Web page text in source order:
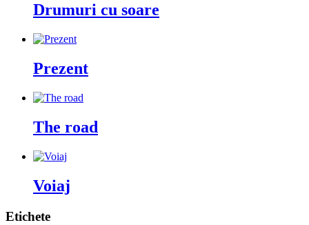
Drumuri cu soare
Prezent
The road
Voiaj
Etichete